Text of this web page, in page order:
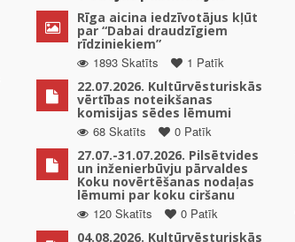
Rīga aicina iedzīvotājus kļūt
par “Dabai draudzīgiem
rīdziniekiem”
1893 Skatīts
1 Patīk
22.07.2026. Kultūrvēsturiskās
vērtības noteikšanas
komisijas sēdes lēmumi
68 Skatīts
0 Patīk
27.07.-31.07.2026. Pilsētvides
un inženierbūvju pārvaldes
Koku novērtēšanas nodaļas
lēmumi par koku ciršanu
120 Skatīts
0 Patīk
04.08.2026. Kultūrvēsturiskās